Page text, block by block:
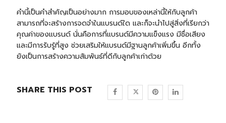
คำนี้เป็นคำสำคัญเป็นอย่างมาก การมอบของเหล่านี้ให้กับลูกค้า
สามารถที่จะสร้างการจดจำในแบรนด์ใด และก็จะนำไปสู่สิ่งที่เรียกว่า
คุณค่าของแบรนด์ นั่นคือการที่แบรนด์มีความแข็งแรง มีชื่อเสียง
และมีการรับรู้ที่สูง ช่วยเสริมให้แบรนด์มีฐานลูกค้าเพิ่มขึ้น อีกทั้ง
ยังเป็นการสร้างความสัมพันธ์ที่ดีกับลูกค้าเก่าด้วย
SHARE THIS POST